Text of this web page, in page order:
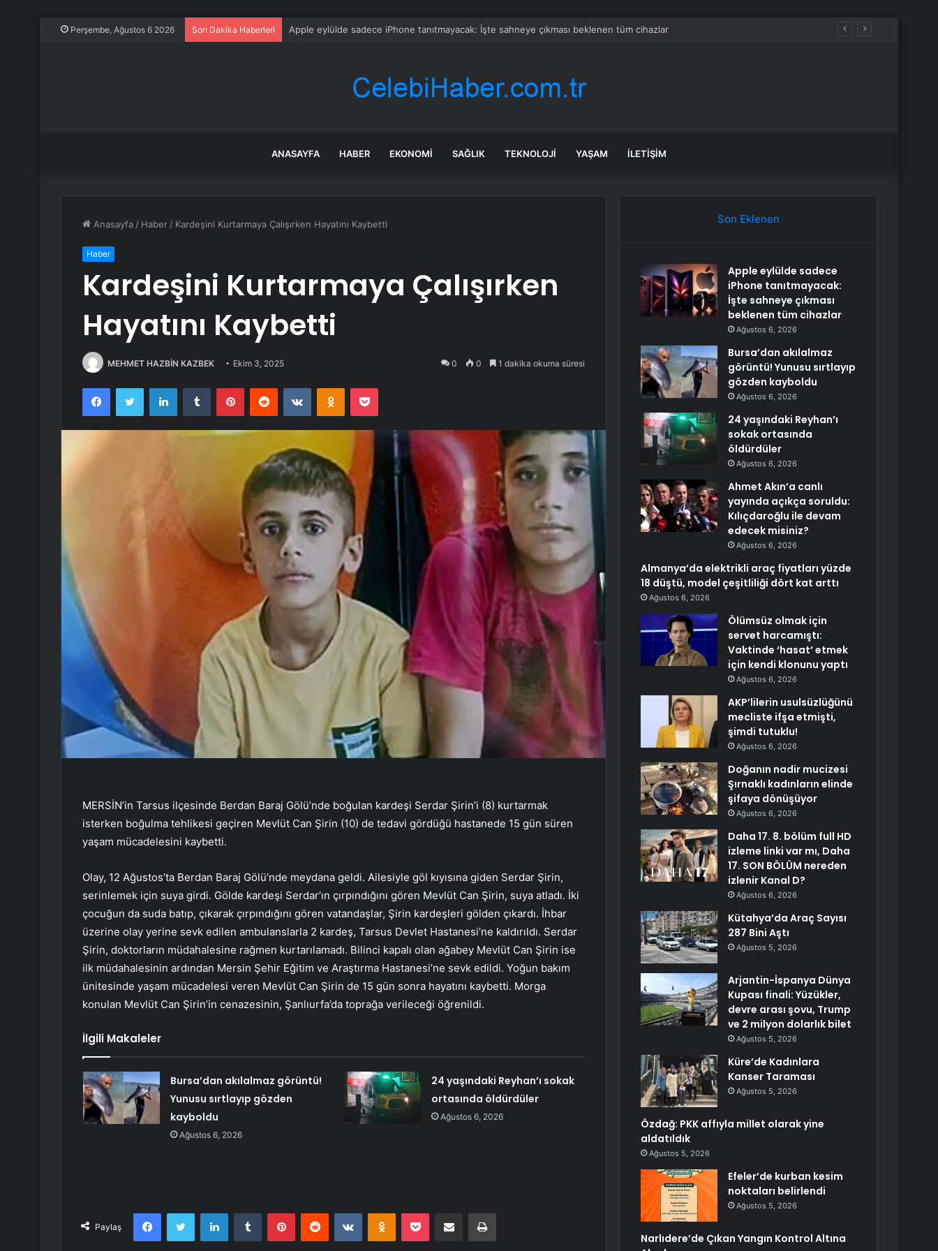
Perşembe, Ağustos 6 2026 Son Dakika Haberleri Bursa’dan akılalmaz görüntü! Yunusu sırtlayıp gözden kayboldu
ANASAYFA HABER EKONOMI SAĞLIK TEKNOLOJI YAŞAM İLETIŞIM
Anasayfa / Haber / Kardeşini Kurtarmaya Çalışırken Hayatını Kaybetti
Haber
Kardeşini Kurtarmaya Çalışırken
Hayatını Kaybetti
MEHMET HAZBİN KAZBEK Ekim 3, 2025 0 0 1 dakika okuma süresi
FacebookTwitter LinkedInTumblr PinterestReddit VKontakteOdnoklassniki
Pocket
MERSİN’in Tarsus ilçesinde Berdan Baraj Gölü’nde boğulan kardeşi Serdar Şirin’i (8) kurtarmak
isterken boğulma tehlikesi geçiren Mevlüt Can Şirin (10) de tedavi gördüğü hastanede 15 gün süren
yaşam mücadelesini kaybetti.
Olay, 12 Ağustos’ta Berdan Baraj Gölü’nde meydana geldi. Ailesiyle göl kıyısına giden Serdar Şirin,
serinlemek için suya girdi. Gölde kardeşi Serdar’ın çırpındığını gören Mevlüt Can Şirin, suya atladı. İki
çocuğun da suda batıp, çıkarak çırpındığını gören vatandaşlar, Şirin kardeşleri gölden çıkardı. İhbar
üzerine olay yerine sevk edilen ambulanslarla 2 kardeş, Tarsus Devlet Hastanesi’ne kaldırıldı. Serdar
Şirin, doktorların müdahalesine rağmen kurtarılamadı. Bilinci kapalı olan ağabey Mevlüt Can Şirin ise
ilk müdahalesinin ardından Mersin Şehir Eğitim ve Araştırma Hastanesi’ne sevk edildi. Yoğun bakım
ünitesinde yaşam mücadelesi veren Mevlüt Can Şirin de 15 gün sonra hayatını kaybetti. Morga
konulan Mevlüt Can Şirin’in cenazesinin, Şanlıurfa’da toprağa verileceği öğrenildi.
İlgili Makaleler
Bursa’dan akılalmaz görüntü!
Yunusu sırtlayıp gözden
kayboldu
Ağustos 6, 2026
24 yaşındaki Reyhan’ı sokak
ortasında öldürdüler
Ağustos 6, 2026
Paylaş
FacebookTwitter LinkedInTumblr PinterestReddit VKontakteOdnoklassniki
Pocket E-Posta ile paylaş Yazdır
Son Eklenen
Apple eylülde sadece
iPhone tanıtmayacak:
İşte sahneye çıkması
beklenen tüm cihazlar
Ağustos 6, 2026
Bursa’dan akılalmaz
görüntü! Yunusu sırtlayıp
gözden kayboldu
Ağustos 6, 2026
24 yaşındaki Reyhan’ı
sokak ortasında
öldürdüler
Ağustos 6, 2026
Ahmet Akın’a canlı
yayında açıkça soruldu:
Kılıçdaroğlu ile devam
edecek misiniz?
Ağustos 6, 2026
Almanya’da elektrikli araç fiyatları yüzde
18 düştü, model çeşitliliği dört kat arttı
Ağustos 6, 2026
Ölümsüz olmak için
servet harcamıştı:
Vaktinde ‘hasat’ etmek
için kendi klonunu yaptı
Ağustos 6, 2026
AKP’lilerin usulsüzlüğünü
mecliste ifşa etmişti,
şimdi tutuklu!
Ağustos 6, 2026
Doğanın nadir mucizesi
Şırnaklı kadınların elinde
şifaya dönüşüyor
Ağustos 6, 2026
Daha 17. 8. bölüm full HD
izleme linki var mı, Daha
17. SON BÖLÜM nereden
izlenir Kanal D?
Ağustos 6, 2026
Kütahya’da Araç Sayısı
287 Bini Aştı
Ağustos 5, 2026
Arjantin-İspanya Dünya
Kupası finali: Yüzükler,
devre arası şovu, Trump
ve 2 milyon dolarlık bilet
Ağustos 5, 2026
Küre’de Kadınlara
Kanser Taraması
Ağustos 5, 2026
Özdağ: PKK affıyla millet olarak yine
aldatıldık
Ağustos 5, 2026
Efeler’de kurban kesim
noktaları belirlendi
Ağustos 5, 2026
Narlıdere’de Çıkan Yangın Kontrol Altına